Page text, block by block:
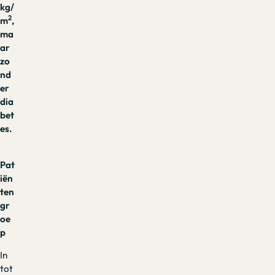
kg/
m2,
ma
ar
zo
nd
er
dia
bet
es.
Pat
iën
ten
gr
oe
p
In
tot